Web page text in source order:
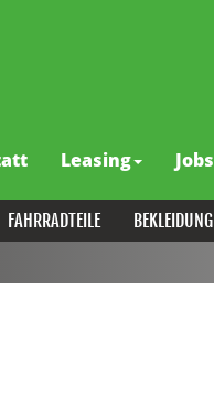
Leasing Jobs
FAHRRADTEILE BEKLEIDUNG